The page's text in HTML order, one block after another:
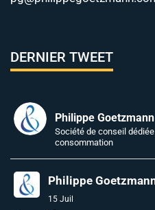
DERNIER TWEET
Philippe
Société de conseil
consommation
Philippe
15 Juil